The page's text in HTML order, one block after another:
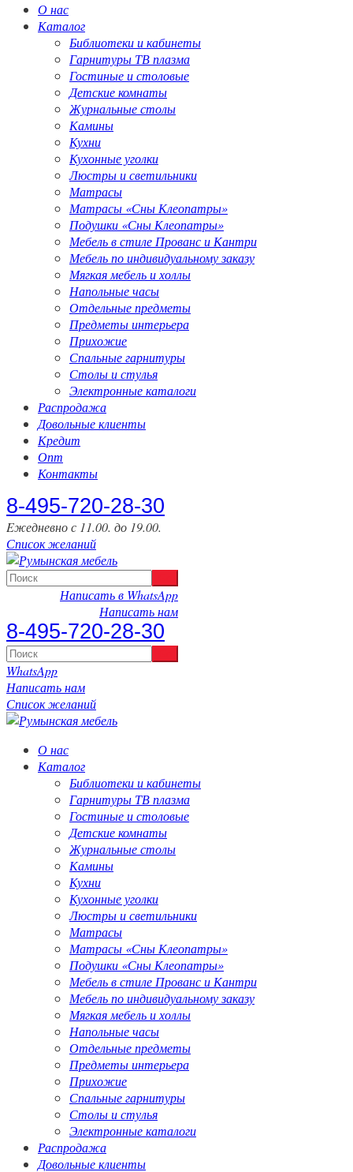
О нас
Каталог
Библиотеки и кабинеты
Гарнитуры ТВ плазма
Гостиные и столовые
Детские комнаты
Журнальные столы
Камины
Кухни
Кухонные уголки
Люстры и светильники
Матрасы
Матрасы «Сны Клеопатры»
Подушки «Сны Клеопатры»
Мебель в стиле Прованс и Кантри
Мебель по индивидуальному заказу
Мягкая мебель и холлы
Напольные часы
Отдельные предметы
Предметы интерьера
Прихожие
Спальные гарнитуры
Столы и стулья
Электронные каталоги
Распродажа
Довольные клиенты
Кредит
Опт
Контакты
‎8-495-720-28-30
Eжедневно с 11.00. до 19.00.
Список желаний
Написать в WhatsApp
Написать нам
‎8-495-720-28-30
WhatsApp
Написать нам
Список желаний
О нас
Каталог
Библиотеки и кабинеты
Гарнитуры ТВ плазма
Гостиные и столовые
Детские комнаты
Журнальные столы
Камины
Кухни
Кухонные уголки
Люстры и светильники
Матрасы
Матрасы «Сны Клеопатры»
Подушки «Сны Клеопатры»
Мебель в стиле Прованс и Кантри
Мебель по индивидуальному заказу
Мягкая мебель и холлы
Напольные часы
Отдельные предметы
Предметы интерьера
Прихожие
Спальные гарнитуры
Столы и стулья
Электронные каталоги
Распродажа
Довольные клиенты